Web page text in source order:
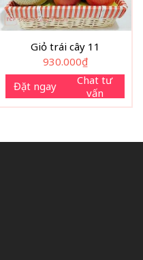
Giỏ trái cây 11
930.000₫
Đặt ngay
Chat tư
vấn